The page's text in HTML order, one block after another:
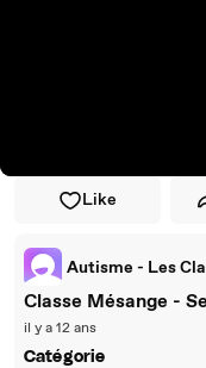
Like
Autisme - Les
Classe Mésange -
il y a 12 ans
Catégorie